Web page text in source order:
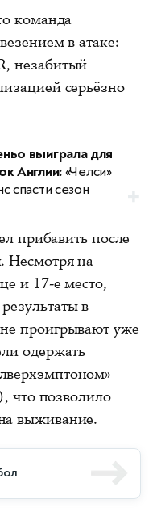
команда
в атаке:
незабитый
серьёзно
выиграла для
Англии:«Челси»
спасти сезон
прибавить после
Несмотря на
и 17-е место,
в
проигрывают уже
одержать
что позволило
выживание.